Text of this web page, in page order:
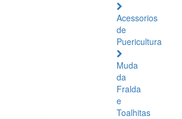
Acessorios
de
Puericultura
Muda
da
Fralda
e
Toalhitas